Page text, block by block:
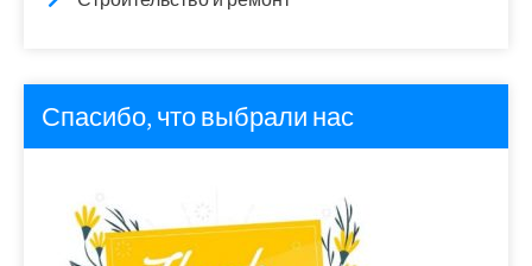
Спасибо, что выбрали нас